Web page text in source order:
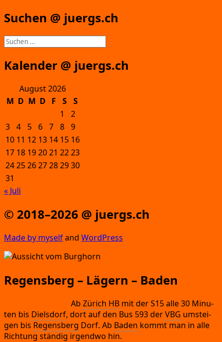
Suchen @ juergs.ch
Suchen
nach:
Kalender @ juergs.ch
August 2026
M D M D F S
S
1
2
3 4 5 6 7 8 9
10 11 12 13 14 15 16
17 18 192021 2223
24252627282930
31
« Juli
© 2018–2026 @ juergs.ch
Made by mys­elfand Word­Press
Regensberg – Lägern – Baden
Ab Zürich HB mit der S15 alle 30 Minu­
ten bis Diels­dorf, dort auf den Bus 593 derVBG umstei­
gen bis Regens­berg Dorf. Ab Baden kommt man in alle
Rich­tung stän­dig irgend­wo hin.